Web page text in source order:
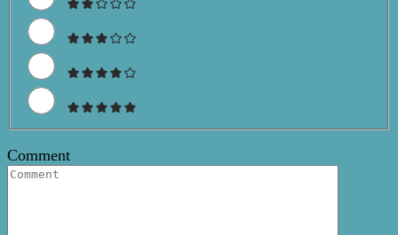
Comment